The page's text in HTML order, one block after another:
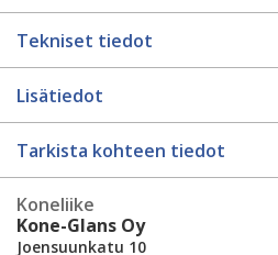
Tekniset tiedot
Lisätiedot
Tarkista kohteen tiedot
Koneliike
Kone-Glans Oy
Joensuunkatu 10